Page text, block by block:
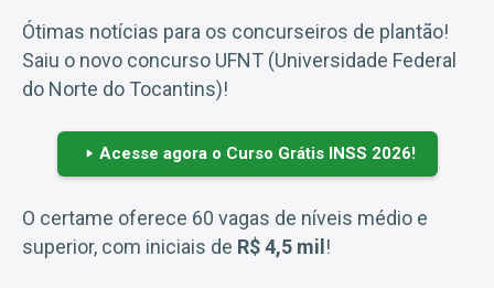
Ótimas notícias para os concurseiros de plantão!
Saiu o novo concurso UFNT (Universidade Federal
do Norte do Tocantins)!
Acesse agora o Curso Grátis INSS 2026!
O certame oferece 60 vagas de níveis médio e
superior, com iniciais de R$ 4,5 mil !